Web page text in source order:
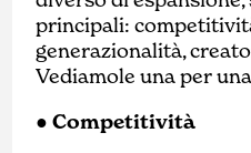
principali:
generazionalità,
Vediamole una per
● Competitività